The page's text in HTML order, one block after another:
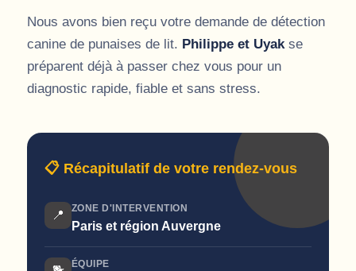
Nous avons bien reçu votre demande de détection
canine de punaises de lit. Philippe et Uyakse
préparent déjà à passer chez vous pour un
diagnostic rapide, fiable et sans stress.
📋 Récapitulatif de votre rendez-vous
📍 ZONE D'INTERVENTION
Paris et région Auvergne
ÉQUIPE